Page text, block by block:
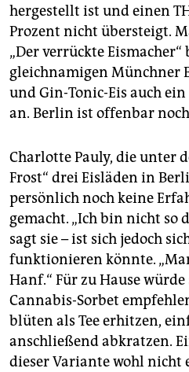
hergestellt ist und einen
Prozent nicht übersteigt.
„Der verrückte
gleichnamigen Münchner
und Gin-Tonic-Eis auch ein
an. Berlin ist offenbar
Charlotte Pauly, die unter
Frost“ drei Eisläden in
persönlich noch keine
gemacht. „Ich bin nicht so
sagt sie – ist sich jedoch
funktionieren könnte.
Hanf.“ Für zu Hause
Cannabis-Sorbet
blüten als Tee erhitzen,
anschließend abkratzen.
dieser Variante wohl nicht